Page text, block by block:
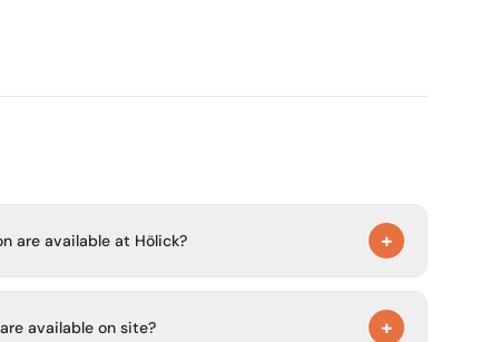
are available at Hölick? +
available on site? +